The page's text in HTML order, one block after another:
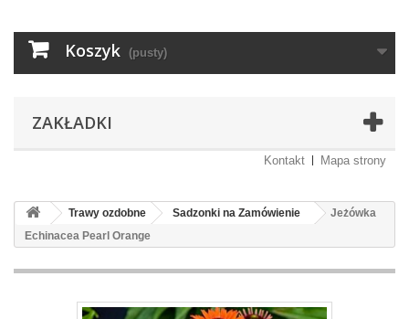
Koszyk (pusty)
ZAKŁADKI
Kontakt Mapa strony
Trawy ozdobne Sadzonki na Zamówienie
Jeżówka
Echinacea Pearl Orange